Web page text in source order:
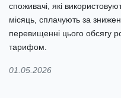
споживачі, які
місяць, сплачують за
перевищенні цього обсягу
тарифом.
01.05.2026